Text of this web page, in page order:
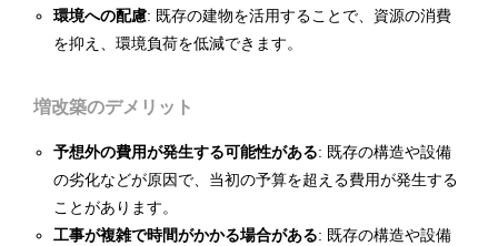
環境への配慮: 既存の建物を活用することで、資源の消費
を抑え、環境負荷を低減できます。
増改築のデメリット
予想外の費用が発生する可能性がある: 既存の構造や設備
の劣化などが原因で、当初の予算を超える費用が発生する
ことがあります。
工事が複雑で時間がかかる場合がある: 既存の構造や設備